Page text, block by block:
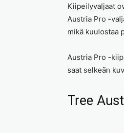
Kiipeilyvaljaat
Austria Pro -
mikä kuulostaa
Austria Pro -
saat selkeän
Tree